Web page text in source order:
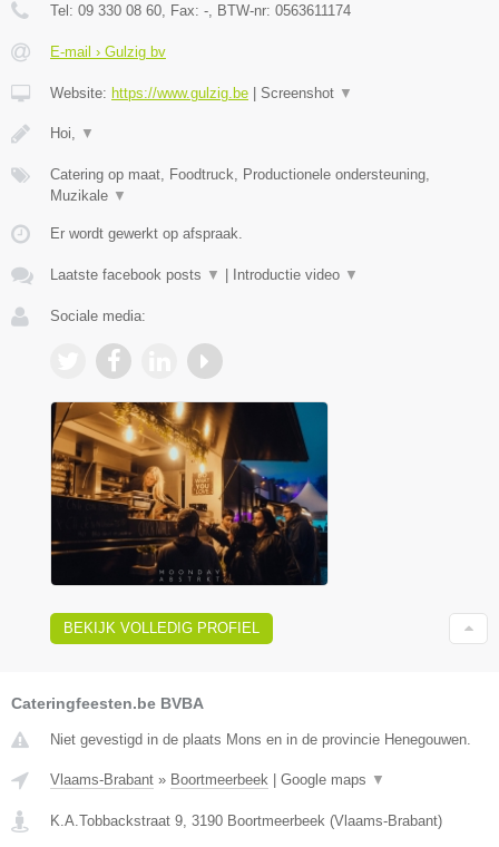
Tel: 09 330 08 60 , Fax: - , BTW-nr: 0563611174
E-mail › Gulzig bv
Website: https://www.gulzig.be Screenshot ▼
Hoi, ▼
Catering op maat, Foodtruck, Productionele ondersteuning,
Muzikale ▼
Er wordt gewerkt op afspraak.
Laatste facebook posts ▼ Introductie video ▼
Sociale media:
BEKIJK VOLLEDIG PROFIEL
Cateringfeesten.be BVBA
Niet gevestigd in de plaats Mons en in de provincie Henegouwen.
Vlaams-Brabant » Boortmeerbeek Google maps ▼
K.A.Tobbackstraat 9, 3190 Boortmeerbeek (Vlaams-Brabant)